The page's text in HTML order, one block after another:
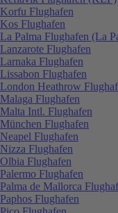
Korfu Flughafen
Kos Flughafen
La Palma Flughafen (La
Lanzarote Flughafen
Larnaka Flughafen
Lissabon Flughafen
London Heathrow
Malaga Flughafen
Malta Intl. Flughafen
München Flughafen
Neapel Flughafen
Nizza Flughafen
Olbia Flughafen
Palermo Flughafen
Palma de Mallorca
Paphos Flughafen